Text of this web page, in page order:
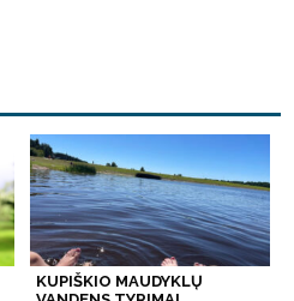
KUPIŠKIO MAUDYKLŲ